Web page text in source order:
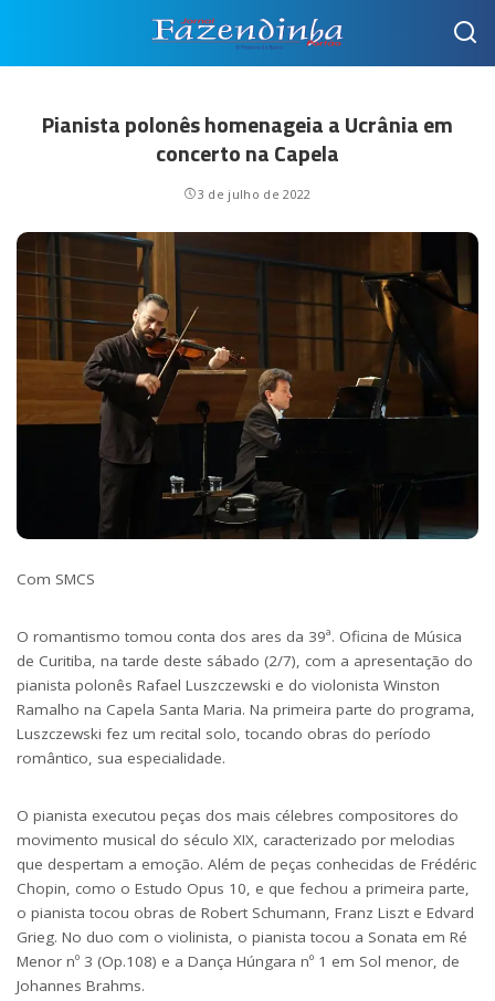
Pianista polonês homenageia a Ucrânia em
concerto na Capela
3 de julho de 2022
Com SMCS
O romantismo tomou conta dos ares da 39ª. Oficina de Música
de Curitiba, na tarde deste sábado (2/7), com a apresentação do
pianista polonês Rafael Luszczewski e do violonista Winston
Ramalho na Capela Santa Maria. Na primeira parte do programa,
Luszczewski fez um recital solo, tocando obras do período
romântico, sua especialidade.
O pianista executou peças dos mais célebres compositores do
movimento musical do século XIX, caracterizado por melodias
que despertam a emoção. Além de peças conhecidas de Frédéric
Chopin, como o Estudo Opus 10, e que fechou a primeira parte,
o pianista tocou obras de Robert Schumann, Franz Liszt e Edvard
Grieg. No duo com o violinista, o pianista tocou a Sonata em Ré
Menor nº 3 (Op.108) e a Dança Húngara nº 1 em Sol menor, de
Johannes Brahms.